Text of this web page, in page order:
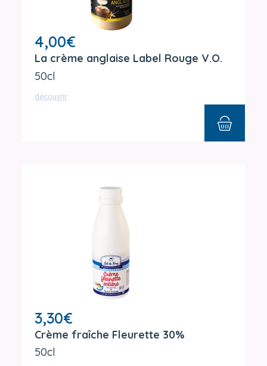
4,00€
La crème anglaise Label Rouge V.O.
50cl
découvrir
3,30€
Crème fraîche Fleurette 30%
50cl